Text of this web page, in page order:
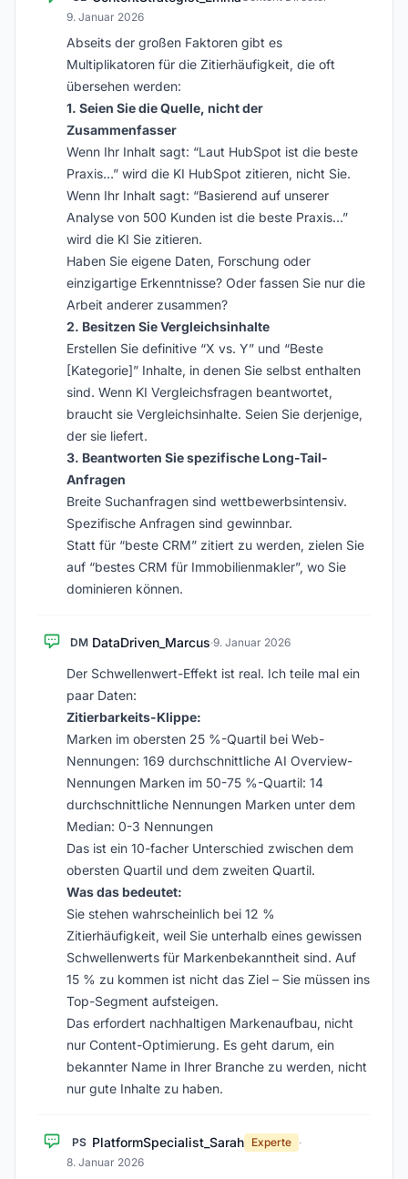
9. Januar 2026
Abseits der großen Faktoren gibt es
Multiplikatoren für die Zitierhäufigkeit, die oft
übersehen werden:
1. Seien Sie die Quelle, nicht der
Zusammenfasser
Wenn Ihr Inhalt sagt: “Laut HubSpot ist die beste
Praxis…” wird die KI HubSpot zitieren, nicht Sie.
Wenn Ihr Inhalt sagt: “Basierend auf unserer
Analyse von 500 Kunden ist die beste Praxis…”
wird die KI Sie zitieren.
Haben Sie eigene Daten, Forschung oder
einzigartige Erkenntnisse? Oder fassen Sie nur die
Arbeit anderer zusammen?
2. Besitzen Sie Vergleichsinhalte
Erstellen Sie definitive “X vs. Y” und “Beste
[Kategorie]” Inhalte, in denen Sie selbst enthalten
sind. Wenn KI Vergleichsfragen beantwortet,
braucht sie Vergleichsinhalte. Seien Sie derjenige,
der sie liefert.
3. Beantworten Sie spezifische Long-Tail-
Anfragen
Breite Suchanfragen sind wettbewerbsintensiv.
Spezifische Anfragen sind gewinnbar.
Statt für “beste CRM” zitiert zu werden, zielen Sie
auf “bestes CRM für Immobilienmakler”, wo Sie
dominieren können.
DM DataDriven_Marcus·9. Januar 2026
Der Schwellenwert-Effekt ist real. Ich teile mal ein
paar Daten:
Zitierbarkeits-Klippe:
Marken im obersten 25 %-Quartil bei Web-
Nennungen: 169 durchschnittliche AI Overview-
Nennungen Marken im 50-75 %-Quartil: 14
durchschnittliche Nennungen Marken unter dem
Median: 0-3 Nennungen
Das ist ein 10-facher Unterschied zwischen dem
obersten Quartil und dem zweiten Quartil.
Was das bedeutet:
Sie stehen wahrscheinlich bei 12 %
Zitierhäufigkeit, weil Sie unterhalb eines gewissen
Schwellenwerts für Markenbekanntheit sind. Auf
15 % zu kommen ist nicht das Ziel – Sie müssen ins
Top-Segment aufsteigen.
Das erfordert nachhaltigen Markenaufbau, nicht
nur Content-Optimierung. Es geht darum, ein
bekannter Name in Ihrer Branche zu werden, nicht
nur gute Inhalte zu haben.
PS PlatformSpecialist_Sarah Experte ·
8. Januar 2026